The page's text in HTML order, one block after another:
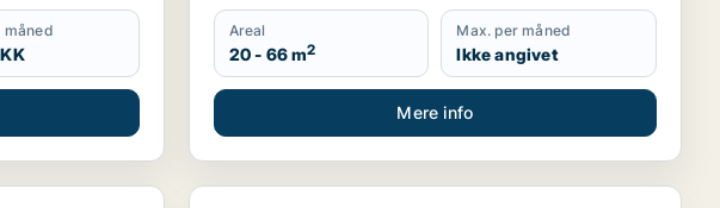
måned Areal
20 - 66 m2
Max. per måned
Ikke angivet
Mere info